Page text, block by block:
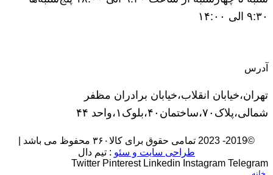
۹:۳۰ الی ۱۴:۰۰
آدرس
تهران،خیابان انقلاب،خیابان برادران مظفر
شمالی،پلاک۷۰،ساختمان۴۰،بلوک۱،واحد ۴۴
©2019- 2023 تمامی حقوق برای کالا۳۶۰ محفوظ می باشد |
طراحی سایت و سئو : تیم دال
Twitter Pinterest Linkedin Instagram Telegram